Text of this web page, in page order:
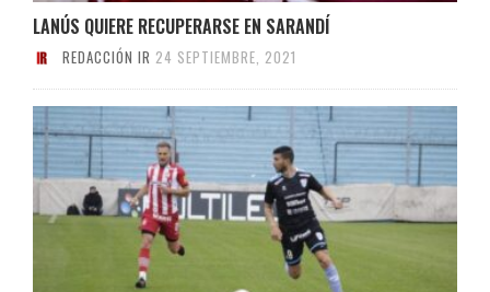
LANÚS QUIERE RECUPERARSE EN SARANDÍ
REDACCIÓN IR 24 SEPTIEMBRE, 2021